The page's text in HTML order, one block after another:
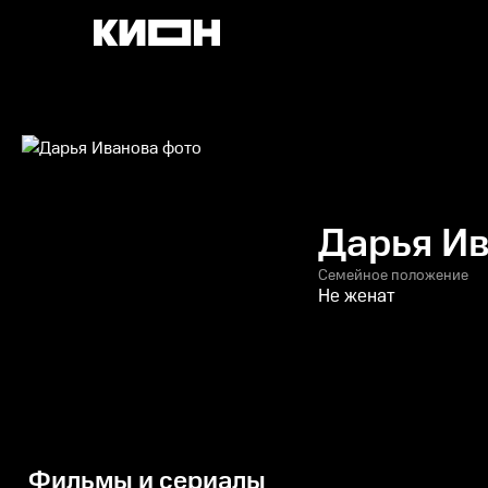
Дарья
Семейное положение
Не женат